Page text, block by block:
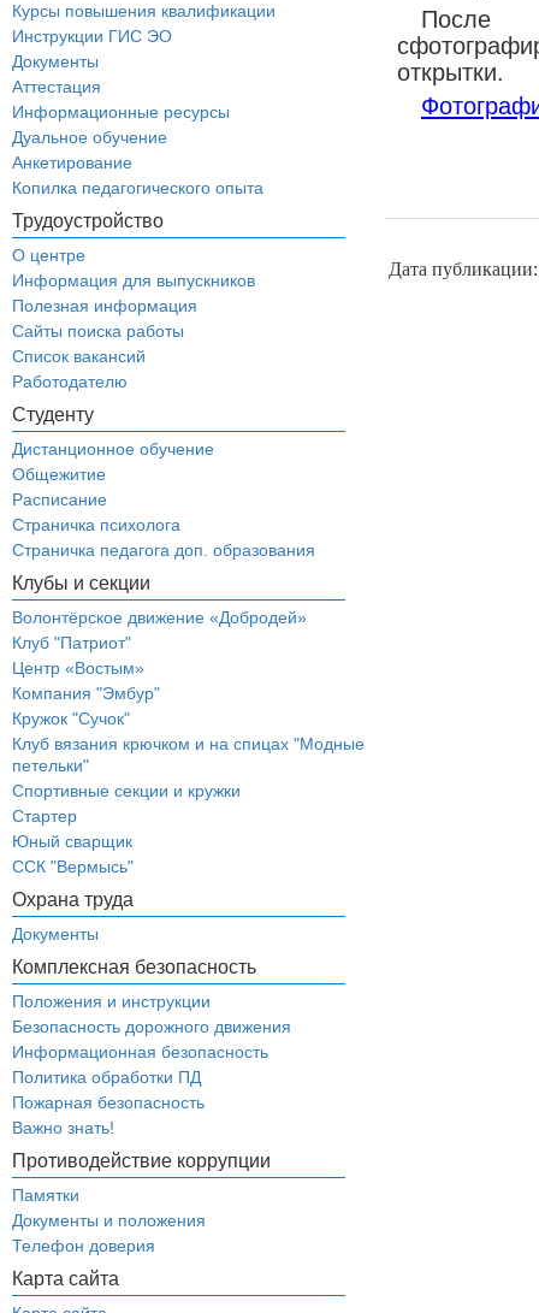
Курсы повышения квалификации
Инструкции ГИС ЭО
Документы
Аттестация
Информационные ресурсы
Дуальное обучение
Анкетирование
Копилка педагогического опыта
Трудоустройство
О центре
Информация для выпускников
Полезная информация
Сайты поиска работы
Список вакансий
Работодателю
Студенту
Дистанционное обучение
Общежитие
Расписание
Страничка психолога
Страничка педагога доп. образования
Клубы и секции
Волонтёрское движение «Добродей»
Клуб "Патриот"
Центр «Востым»
Компания "Эмбур"
Кружок "Сучок"
Клуб вязания крючком и на спицах "Модные
петельки"
Спортивные секции и кружки
Стартер
Юный сварщик
ССК "Вермысь"
Охрана труда
Документы
Комплексная безопасность
Положения и инструкции
Безопасность дорожного движения
Информационная безопасность
Политика обработки ПД
Пожарная безопасность
Важно знать!
Противодействие коррупции
Памятки
Документы и положения
Телефон доверия
Карта сайта
После
открытки.
Дата